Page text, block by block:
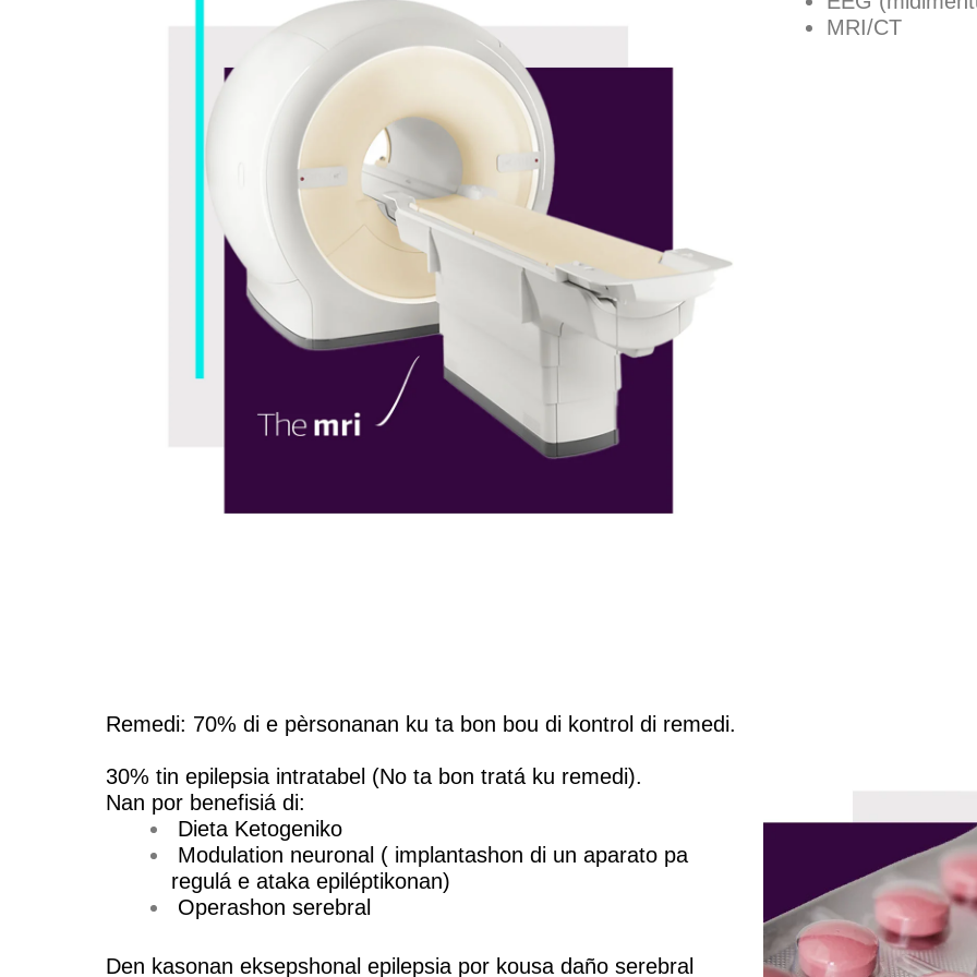
MRI/CT
Remedi: 70% di e pèrsonanan ku ta bon bou di kontrol di remedi.
30% tin epilepsia intratabel (No ta bon tratá ku remedi).
Nan por benefisiá di:
Dieta Ketogeniko
Modulation neuronal ( implantashon di un aparato pa
regulá e ataka epiléptikonan)
Operashon serebral
Den kasonan eksepshonal epilepsia por kousa daño serebral